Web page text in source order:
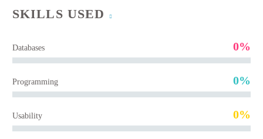
SKILLS USED
Databases 0%
Programming 0%
Usability 0%